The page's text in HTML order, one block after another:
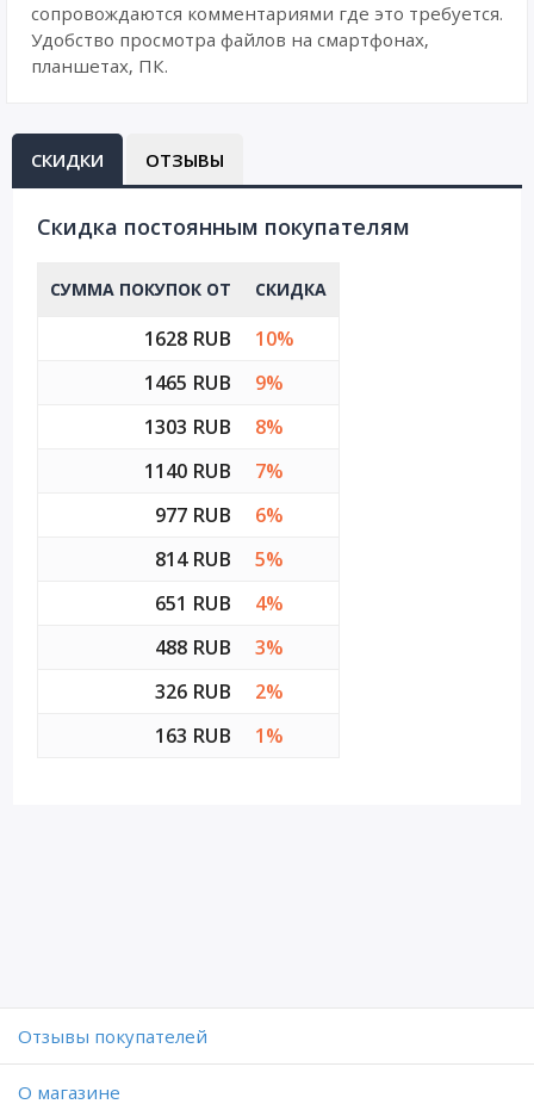
сопровождаются комментариями где это требуется.
Удобство просмотра файлов на смартфонах,
планшетах, ПК.
СКИДКИ ОТЗЫВЫ
Cкидка постоянным покупателям
СУММА ПОКУПОК ОТ СКИДКА
1628 RUB
10%
1465 RUB
9%
1303 RUB
8%
1140 RUB
7%
977 RUB
6%
814 RUB
5%
651 RUB
4%
488 RUB
3%
326 RUB
2%
163 RUB
1%
Отзывы покупателей
O магазине